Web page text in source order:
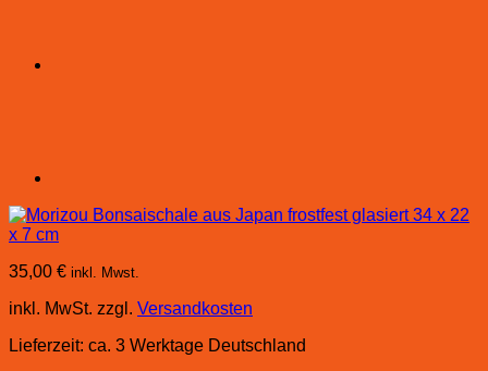
35,00 € inkl. Mwst.
inkl. MwSt. zzgl. Versandkosten
Lieferzeit: ca. 3 Werktage Deutschland